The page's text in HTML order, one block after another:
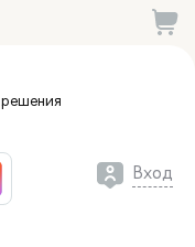
решения
Вход